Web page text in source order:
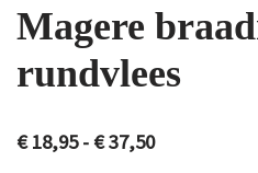
Magere
rundvlees
€18,95 - €37,50